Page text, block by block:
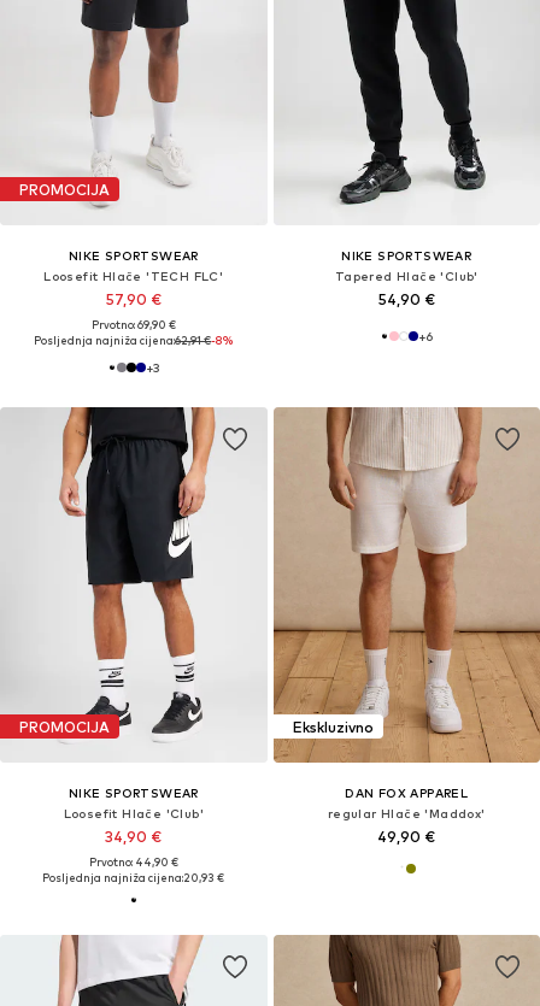
PROMOCIJA
NIKE SPORTSWEAR
Loosefit Hlače 'TECH FLC'
57,90 €
Prvotno: 69,90 €
Posljednja najniža cijena:62,91 €-8%
+3
NIKE SPORTSWEAR
Tapered Hlače 'Club'
54,90 €
+6
PROMOCIJA
NIKE SPORTSWEAR
Loosefit Hlače 'Club'
34,90 €
Prvotno: 44,90 €
Posljednja najniža cijena:20,93 €
Ekskluzivno
DAN FOX APPAREL
regular Hlače 'Maddox'
49,90 €